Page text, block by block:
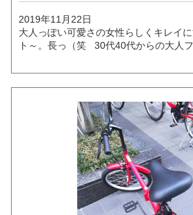
2019年11月22日
大人っぽい可愛さの女性らしくキレイ
ト～。長っ（笑 30代40代からの大人